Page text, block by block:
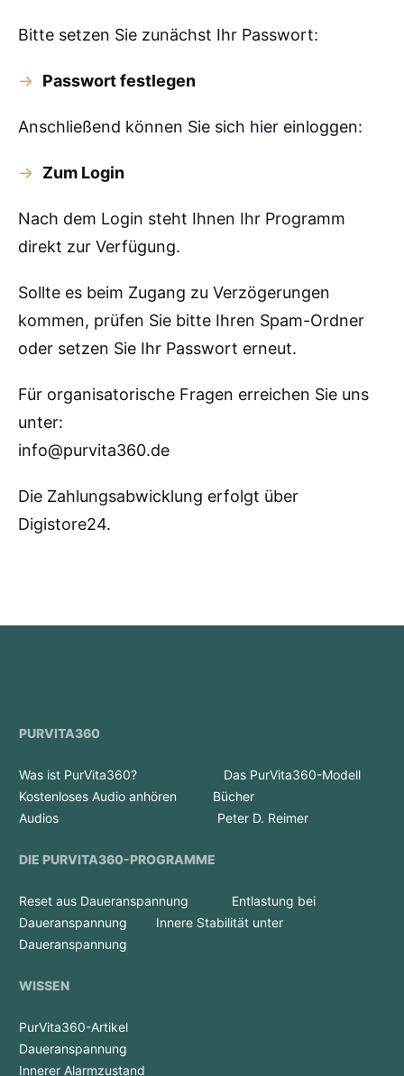
Bitte setzen Sie zunächst Ihr Passwort:
→ Passwort festlegen
Anschließend können Sie sich hier einloggen:
→ Zum Login
Nach dem Login steht Ihnen Ihr Programm
direkt zur Verfügung.
Sollte es beim Zugang zu Verzögerungen
kommen, prüfen Sie bitte Ihren Spam-Ordner
oder setzen Sie Ihr Passwort erneut.
Für organisatorische Fragen erreichen Sie uns
unter:
info@purvita360.de
Die Zahlungsabwicklung erfolgt über
Digistore24.
PURVITA360
Was ist PurVita360?
Das PurVita360-Modell
Kostenloses Audio anhören
Bücher
Audios
Peter D. Reimer
DIE PURVITA360-PROGRAMME
Reset aus Daueranspannung
Entlastung bei
Daueranspannung
Innere Stabilität unter
Daueranspannung
WISSEN
PurVita360-Artikel
Daueranspannung
Innerer Alarmzustand